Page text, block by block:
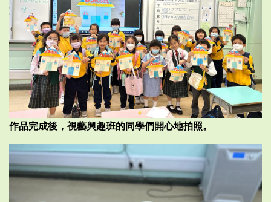
作品完成後，視藝興趣班的同學們開心地拍照。